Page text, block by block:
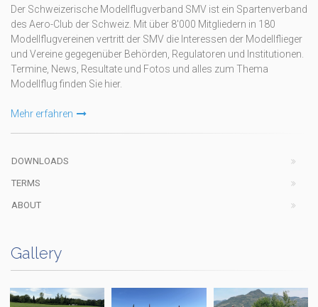
Der Schweizerische Modellflugverband SMV ist ein Spartenverband
des Aero-Club der Schweiz. Mit über 8'000 Mitgliedern in 180
Modellflugvereinen vertritt der SMV die Interessen der Modellflieger
und Vereine gegegenüber Behörden, Regulatoren und Institutionen.
Termine, News, Resultate und Fotos und alles zum Thema
Modellflug finden Sie hier.
Mehr erfahren
DOWNLOADS
TERMS
ABOUT
Gallery